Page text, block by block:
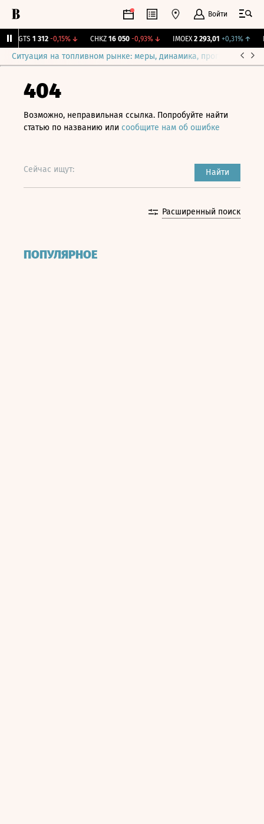
Войти
MGTS 1 312 -0,15%↓ CHKZ 16 050 -0,93%↓ IMOEX 2 293,01 +0,31% ↑
Ситуация на топливном рынке: меры, динамика, прогнозы
404
Возможно, неправильная ссылка. Попробуйте найти
статью по названию или сообщите нам об ошибке
Сейчас ищут: Найти
Расширенный поиск
ПОПУЛЯРНОЕ